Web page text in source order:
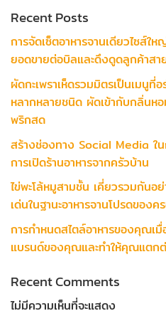
Recent Posts
การจัดเซ็ตอาหารจานเดียวไซส์ใ
ยอดขายต่อบิลและดึงดูดลูกค้าสา
ผัดกะเพราเห็ดรวมมิตรเป็นเมนู
หลากหลายชนิด ผัดเข้ากับกลิ่นหอ
พริกสด
สร้างช่องทาง Social Media ใ
การเปิดร้านอาหารจากครัวบ้าน
ไข่พะโล้หมูสามชั้น เคี่ยวรวมกันอ
เด่นในฐานะอาหารจานโปรดของค
การกำหนดสไตล์อาหารของคุณเมื่
แบรนด์ของคุณและทำให้คุณแตก
Recent Comments
ไม่มีความเห็นที่จะแสดง